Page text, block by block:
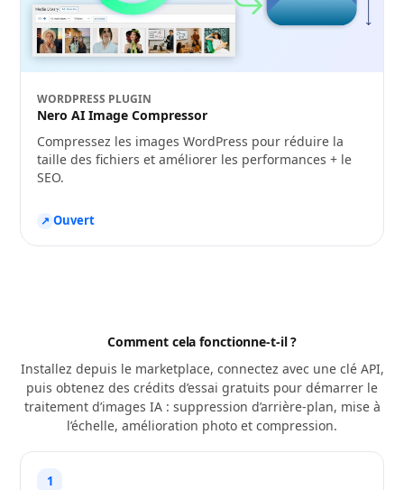
WORDPRESS PLUGIN
Nero AI Image Compressor
Compressez les images WordPress pour réduire la
taille des fichiers et améliorer les performances + le
SEO.
↗ Ouvert
Comment cela fonctionne-t-il ?
Installez depuis le marketplace, connectez avec une clé API,
puis obtenez des crédits d’essai gratuits pour démarrer le
traitement d’images IA : suppression d’arrière-plan, mise à
l’échelle, amélioration photo et compression.
1